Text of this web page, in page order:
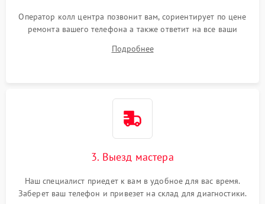
Оператор колл центра позвонит вам, сориентирует по цене
ремонта вашего телефона а также ответит на все ваши
Подробнее
3. Выезд мастера
Наш специалист приедет к вам в удобное для вас время.
Заберет ваш телефон и привезет на склад для диагностики.